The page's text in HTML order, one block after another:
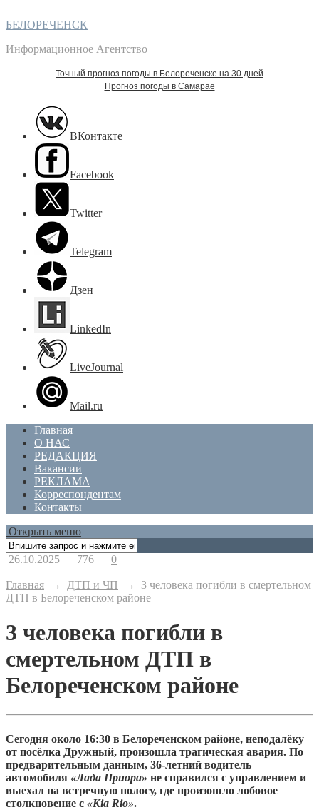
БЕЛОРЕЧЕНСК
Информационное Агентство
Точный прогноз погоды в Белореченске на 30 дней
Прогноз погоды в Самарае
ВКонтакте
Facebook
Twitter
Telegram
Дзен
LinkedIn
LiveJournal
Mail.ru
Главная
О НАС
РЕДАКЦИЯ
Вакансии
РЕКЛАМА
Корреспондентам
Контакты
Открыть меню
26.10.2025 776 0
Главная → ДТП и ЧП → 3 человека погибли в смертельном
ДТП в Белореченском районе
3 человека погибли в
смертельном ДТП в
Белореченском районе
Сегодня около 16:30 в Белореченском районе, неподалёку
от посёлка Дружный, произошла трагическая авария. По
предварительным данным, 36-летний водитель
автомобиля «Лада Приора» не справился с управлением и
выехал на встречную полосу, где произошло лобовое
столкновение с «Kia Rio».